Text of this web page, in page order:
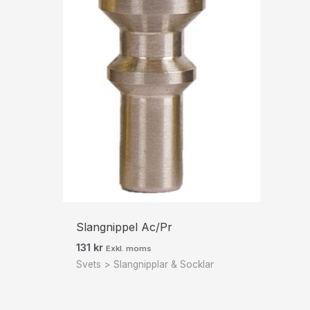
Slangnippel Ac/Pr
131 kr Exkl. moms
Svets > Slangnipplar & Socklar